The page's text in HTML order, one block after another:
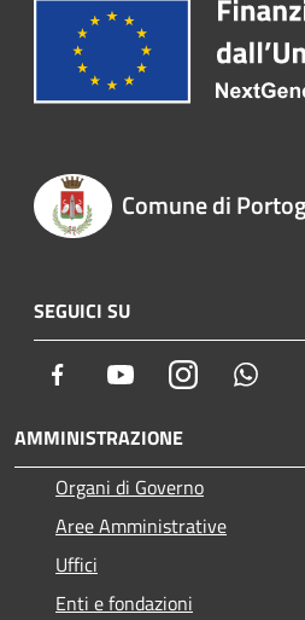
Comune di
SEGUICI SU
Facebook YoutubeInstagram
AMMINISTRAZIONE
Organi di Governo
Aree Amministrative
Uffici
Enti e fondazioni